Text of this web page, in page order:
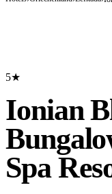
5★
Ionian
Spa